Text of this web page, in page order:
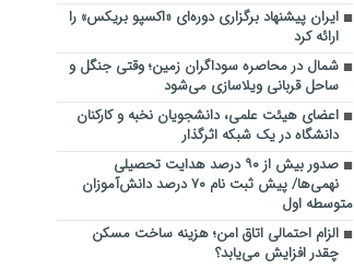
ایران پیشنهاد برگزاری دوره‌ای «اکسپو بریکس» را
ارائه کرد
شمال در محاصره سوداگران زمین؛ وقتی جنگل و
ساحل قربانی ویلاسازی می‌شود
اعضای هیئت علمی، دانشجویان نخبه و کارکنان
دانشگاه در یک شبکه‌ اثرگذار
صدور بیش از ۹۰ درصد هدایت تحصیلی
نهمی‌ها/ پیش ثبت نام ۷۰ درصد دانش‌آموزان
متوسطه اول
الزام احتمالی اتاق امن؛ هزینه ساخت مسکن
چقدر افزایش می‌یابد؟